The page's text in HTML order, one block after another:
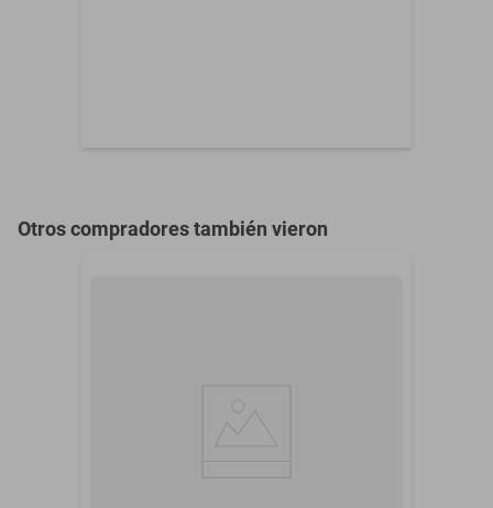
Otros compradores también vieron